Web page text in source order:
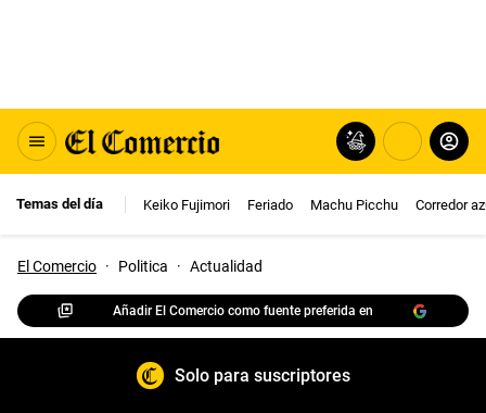
Temas del día Keiko Fujimori Feriado Machu Picchu Corredor
El Comercio · Politica · Actualidad
Añadir El Comercio como fuente preferida en
Solo para suscriptores